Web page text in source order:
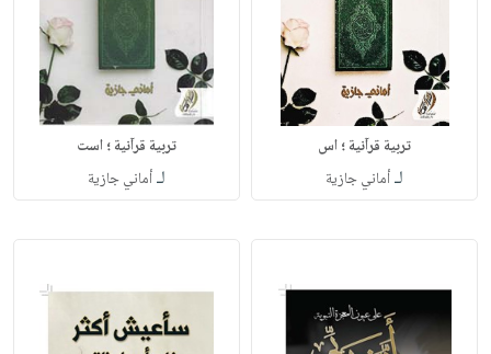
تربية قرآنية‎ ؛ اس
لـأماني جازية‎
تربية قرآنية ؛ است
لـأماني جازية